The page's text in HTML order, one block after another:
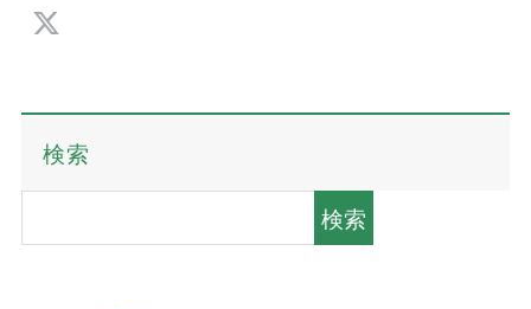
検索
検索